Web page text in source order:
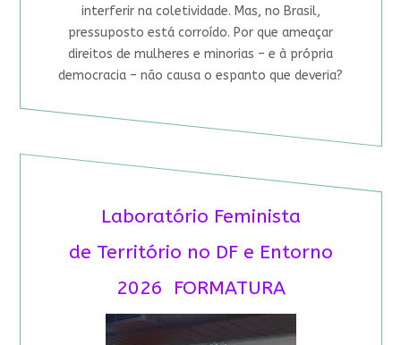
interferir na coletividade. Mas, no Brasil,
pressuposto está corroído. Por que ameaçar
direitos de mulheres e minorias – e à própria
democracia – não causa o espanto que deveria?
Laboratório Feminista
de Território no DF e Entorno
2026 FORMATURA